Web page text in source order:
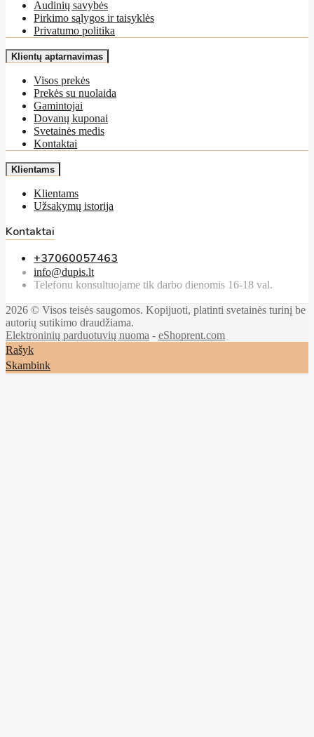
Audinių savybės
Pirkimo sąlygos ir taisyklės
Privatumo politika
Klientų aptarnavimas
Visos prekės
Prekės su nuolaida
Gamintojai
Dovanų kuponai
Svetainės medis
Kontaktai
Klientams
Klientams
Užsakymų istorija
Kontaktai
+37060057463
info@dupis.lt
Telefonu konsultuojame tik darbo dienomis 16-18 val.
2026 © Visos teisės saugomos. Kopijuoti, platinti svetainės turinį be
autorių sutikimo draudžiama.
Elektroninių parduotuvių nuoma - eShoprent.com
Rašyk
Skambink